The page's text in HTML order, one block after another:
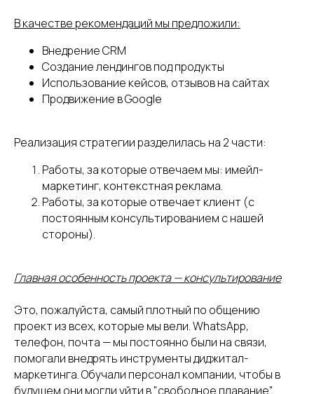
В качестве рекомендаций мы предложили:
Внедрение CRM
Создание лендингов под продукты
Использование кейсов, отзывов на сайтах
Продвижение в Google
Реализация стратегии разделилась на 2 части:
Работы, за которые отвечаем мы: имейл-
маркетинг, контекстная реклама.
Работы, за которые отвечает клиент (с
постоянным консультированием с нашей
стороны).
Главная особенность проекта — консультирование
Это, пожалуйста, самый плотный по общению
проект из всех, которые мы вели. WhatsApp,
телефон, почта — мы постоянно были на связи,
помогали внедрять инструменты диджитал-
маркетинга. Обучали персонал компании, чтобы в
будущем они могли уйти в "свободное плавание".